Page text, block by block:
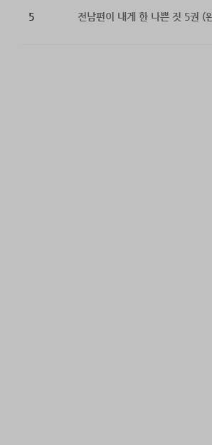
5 전남편이 내게 한 나쁜 짓 5권 (